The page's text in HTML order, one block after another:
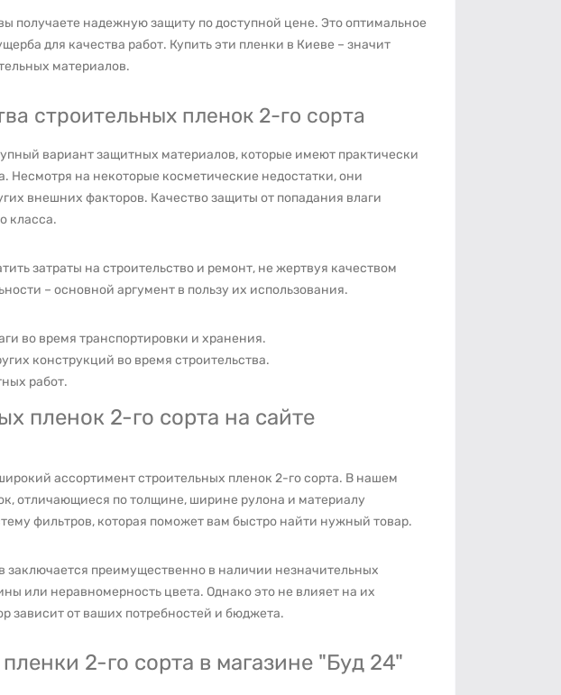
получаете надежную защиту по доступной цене. Это оптимальное
для качества работ. Купить эти пленки в Киеве – значит
материалов.
строительных пленок 2-го сорта
вариант защитных материалов, которые имеют практически
Несмотря на некоторые косметические недостатки, они
внешних факторов. Качество защиты от попадания влаги
класса.
затраты на строительство и ремонт, не жертвуя качеством
– основной аргумент в пользу их использования.
во время транспортировки и хранения.
конструкций во время строительства.
работ.
пленок 2-го сорта на сайте
ассортимент строительных пленок 2-го сорта. В нашем
отличающиеся по толщине, ширине рулона и материалу
фильтров, которая поможет вам быстро найти нужный товар.
заключается преимущественно в наличии незначительных
или неравномерность цвета. Однако это не влияет на их
зависит от ваших потребностей и бюджета.
2-го сорта в магазине "Буд 24"